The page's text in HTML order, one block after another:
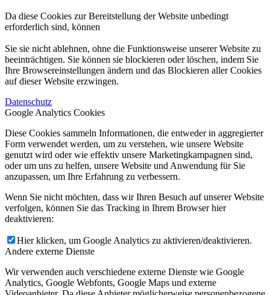
Da diese Cookies zur Bereitstellung der Website unbedingt
erforderlich sind, können
Sie sie nicht ablehnen, ohne die Funktionsweise unserer Website zu
beeinträchtigen. Sie können sie blockieren oder löschen, indem Sie
Ihre Browsereinstellungen ändern und das Blockieren aller Cookies
auf dieser Website erzwingen.
Datenschutz
Google Analytics Cookies
Diese Cookies sammeln Informationen, die entweder in aggregierter
Form verwendet werden, um zu verstehen, wie unsere Website
genutzt wird oder wie effektiv unsere Marketingkampagnen sind,
oder um uns zu helfen, unsere Website und Anwendung für Sie
anzupassen, um Ihre Erfahrung zu verbessern.
Wenn Sie nicht möchten, dass wir Ihren Besuch auf unserer Website
verfolgen, können Sie das Tracking in Ihrem Browser hier
deaktivieren:
Hier klicken, um Google Analytics zu aktivieren/deaktivieren.
Andere externe Dienste
Wir verwenden auch verschiedene externe Dienste wie Google
Analytics, Google Webfonts, Google Maps und externe